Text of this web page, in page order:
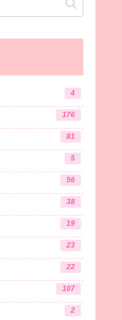
4
176
81
5
56
38
19
23
22
107
2